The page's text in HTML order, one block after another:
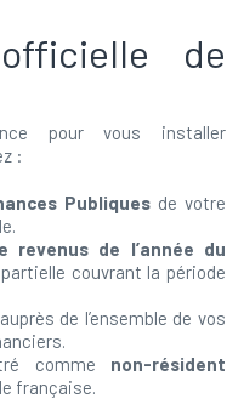
de
pour vous installer
:
Publiques de votre
revenus de l’année du
couvrant la période
de l’ensemble de vos
comme non-résident
française.